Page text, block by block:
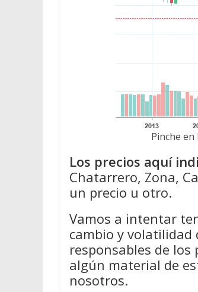
Pinche
Los precios aquí
Chatarrero, Zona,
un precio u otro.
Vamos a intentar
cambio y volatilidad
responsables de
algún material de
nosotros.